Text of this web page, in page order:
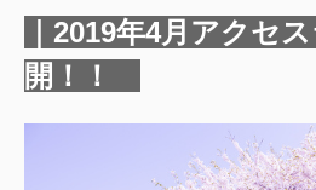
｜2019年4月アクセ
開！！